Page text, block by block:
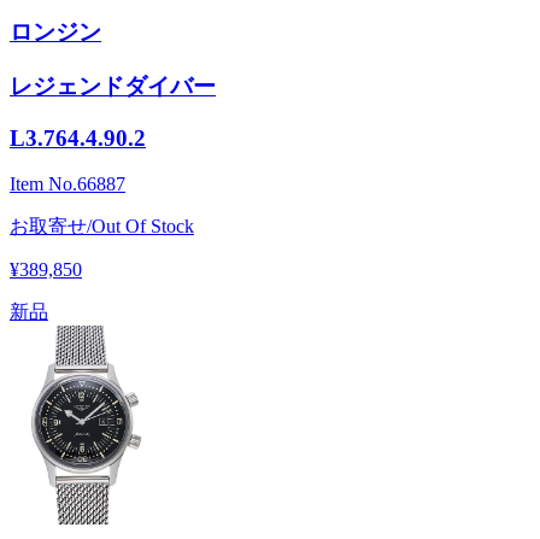
ロンジン
レジェンドダイバー
L3.764.4.90.2
Item No.66887
お取寄せ/Out Of Stock
¥389,850
新品